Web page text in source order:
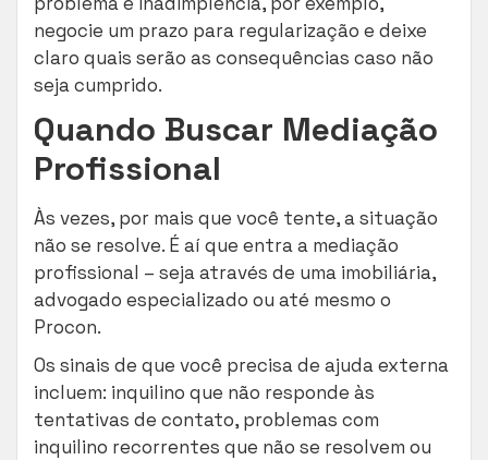
negocie um prazo para regularização e deixe
claro quais serão as consequências caso não
seja cumprido.
Quando Buscar Mediação
Profissional
Às vezes, por mais que você tente, a situação
não se resolve. É aí que entra a mediação
profissional – seja através de uma imobiliária,
advogado especializado ou até mesmo o
Procon.
Os sinais de que você precisa de ajuda externa
incluem: inquilino que não responde às
tentativas de contato, problemas com
inquilino recorrentes que não se resolvem ou